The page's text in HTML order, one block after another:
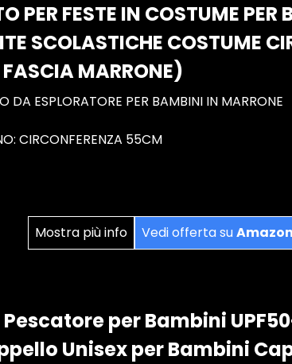
PER FESTE IN COSTUME PER
SCOLASTICHE COSTUME
MARRONE)
DA ESPLORATORE PER BAMBINI IN MARRONE
CIRCONFERENZA 55CM
Mostra più info Vedi offerta su
per Bambini
Unisex per Bambini